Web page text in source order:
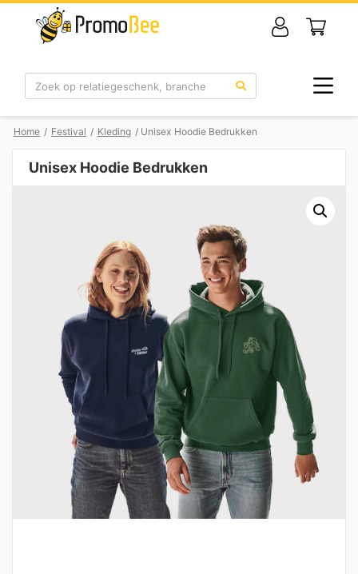
Zoek
Home / Festival / Kleding / Unisex Hoodie Bedrukken
Unisex Hoodie Bedrukken